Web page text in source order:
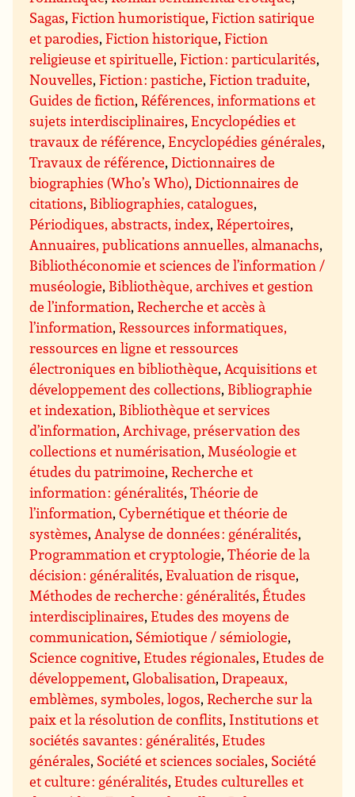
Sagas,Fiction humoristique,Fiction satirique
et parodies,Fiction historique,Fiction
religieuse et spirituelle,Fiction : particularités,
Nouvelles,Fiction : pastiche,Fiction traduite,
Guides de fiction,Références, informations et
sujets interdisciplinaires,Encyclopédies et
travaux de référence,Encyclopédies générales,
Travaux de référence,Dictionnaires de
biographies (Who’s Who),Dictionnaires de
citations, Bibliographies, catalogues,
Périodiques, abstracts, index,Répertoires,
Annuaires, publications annuelles, almanachs,
Bibliothéconomie et sciences de l’information /
muséologie, Bibliothèque, archives et gestion
de l’information,Recherche et accès à
l’information,Ressources informatiques,
ressources en ligne et ressources
électroniques en bibliothèque,Acquisitions et
développement des collections, Bibliographie
et indexation, Bibliothèque et services
d’information,Archivage, préservation des
collections et numérisation,Muséologie et
études du patrimoine,Recherche et
information : généralités,Théorie de
l’information,Cybernétique et théorie de
systèmes,Analyse de données : généralités,
Programmation et cryptologie,Théorie de la
décision : généralités,Evaluation de risque,
Méthodes de recherche : généralités,Études
interdisciplinaires,Etudes des moyens de
communication, Sémiotique / sémiologie,
Science cognitive,Etudes régionales,Etudes de
développement,Globalisation,Drapeaux,
emblèmes, symboles, logos,Recherche sur la
paix et la résolution de conflits, Institutions et
sociétés savantes : généralités,Etudes
générales, Société et sciences sociales, Société
et culture : généralités,Etudes culturelles et